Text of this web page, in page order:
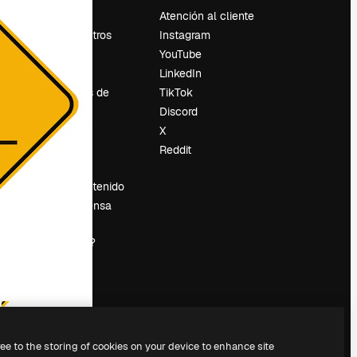
Sobre nosotros
Reviews
Empleo
Tendencias de
búsqueda
Blog
Eventos
Vender contenido
Sala de prensa
magnific.ai?
Atención al cliente
Instagram
YouTube
LinkedIn
TikTok
Discord
X
Reddit
to the storing of cookies on your device to enhance site